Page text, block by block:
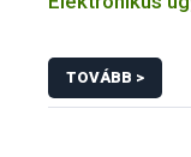
TOVÁBB >